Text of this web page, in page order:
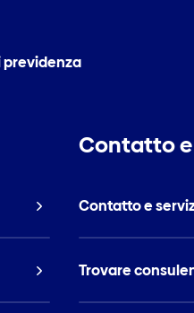
previdenza
Contatto
Contatto e
Trovare